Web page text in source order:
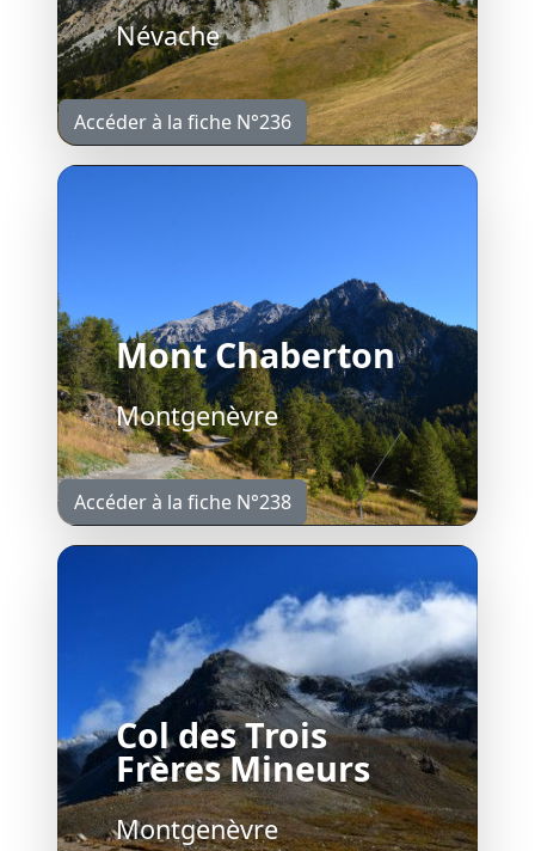
Névache
Accéder à la fiche N°236
Mont Chaberton
Montgenèvre
Accéder à la fiche N°238
Col des Trois
Frères Mineurs
Montgenèvre